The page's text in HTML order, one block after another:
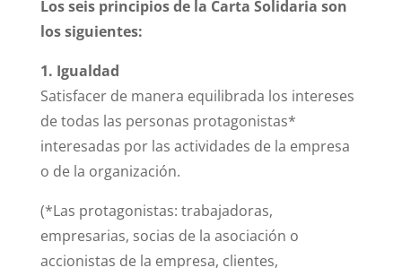
Los seis principios de la Carta Solidaria son
los siguientes:
1. Igualdad
Satisfacer de manera equilibrada los intereses
de todas las personas protagonistas*
interesadas por las actividades de la empresa
o de la organización.
(*Las protagonistas: trabajadoras,
empresarias, socias de la asociación o
accionistas de la empresa, clientes,